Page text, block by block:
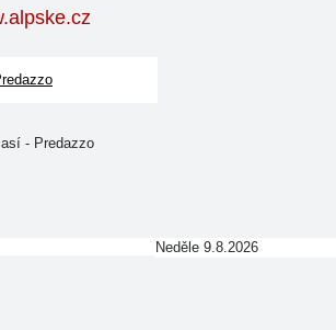
Neděle 9.8.2026